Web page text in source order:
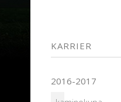
KARRIER
2016-2017